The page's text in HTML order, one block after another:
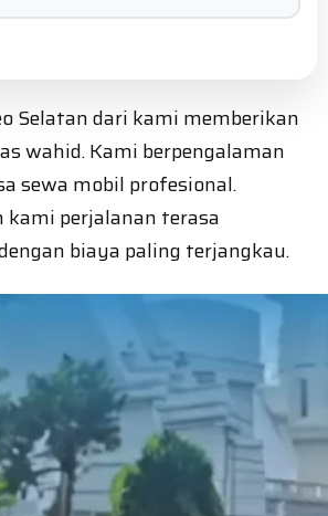
Selatan dari kami memberikan
wahid. Kami berpengalaman
sewa mobil profesional.
kami perjalanan terasa
biaya paling terjangkau.